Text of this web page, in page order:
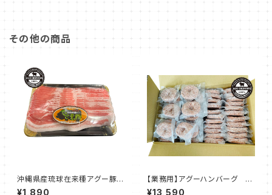
その他の商品
沖縄県産琉球在来種アグー豚
バラスライス 約500g
¥1,890
【業務用】アグーハンバーグ 12
0g☓50個入り（※真空個包装
¥13,590